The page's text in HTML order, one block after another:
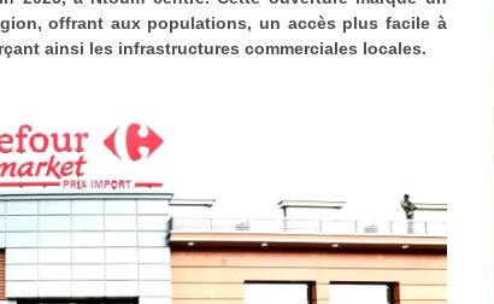
offrant aux populations, un accès plus facile à
ainsi les infrastructures commerciales locales.